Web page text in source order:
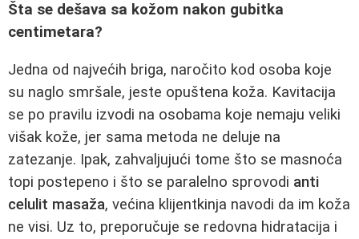
Šta se dešava sa kožom nakon gubitka
centimetara?
Jedna od najvećih briga, naročito kod osoba koje
su naglo smršale, jeste opuštena koža. Kavitacija
se po pravilu izvodi na osobama koje nemaju veliki
višak kože, jer sama metoda ne deluje na
zatezanje. Ipak, zahvaljujući tome što se masnoća
topi postepeno i što se paralelno sprovodi anti
celulit masaža, većina klijentkinja navodi da im koža
ne visi. Uz to, preporučuje se redovna hidratacija i